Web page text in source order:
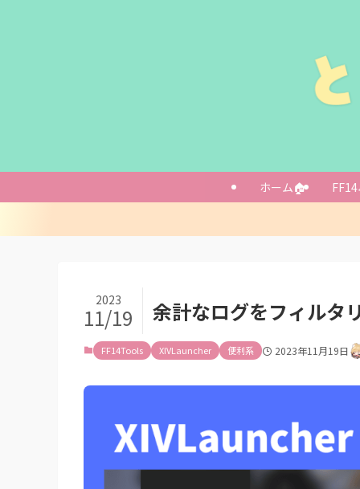
ホーム🏠
余計なログをフィルタ
2023
11/19
FF14Tools XIVLauncher 便利系 2023年11月19日
ジョブチェン
もしかしたら
「すべてのプ
あとがき